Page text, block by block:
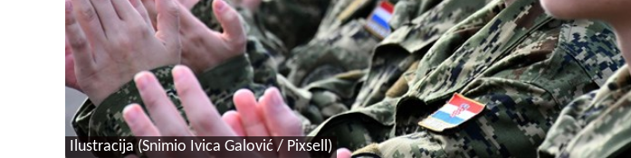
Ilustracija (Snimio Ivica Galović / Pixsell)